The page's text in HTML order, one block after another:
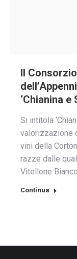
Il
‘Chianina e
Si intitola
valorizzazione
vini della
razze dalle
Vitellone
Continua